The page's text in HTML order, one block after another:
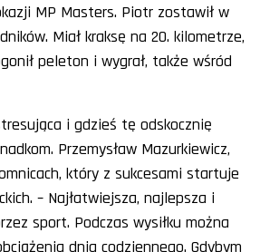
MP Masters. Piotr zostawił w
Miał kraksę na 20. kilometrze,
peleton i wygrał, także wśród
i gdzieś tę odskocznię
Przemysław Mazurkiewicz,
który z sukcesami startuje
– Najłatwiejsza, najlepsza i
sport. Podczas wysiłku można
dnia codziennego. Gdybym